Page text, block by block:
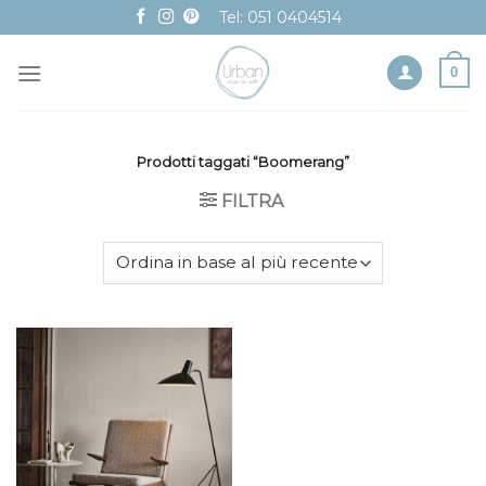
to
content
Tel: 051 0404514
0
Prodotti taggati “Boomerang”
FILTRA